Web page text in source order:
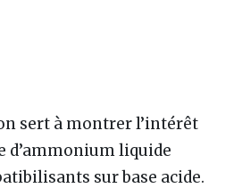
sert à montrer l’intérêt
d’ammonium liquide
sur base acide.